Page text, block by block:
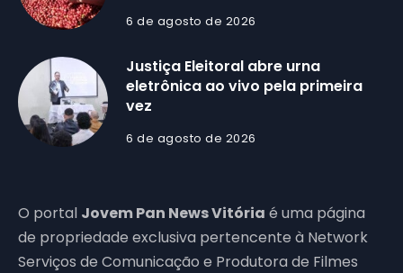
6 de agosto de 2026
Justiça Eleitoral abre urna
eletrônica ao vivo pela primeira
vez
6 de agosto de 2026
O portal Jovem Pan News Vitória é uma página
de propriedade exclusiva pertencente à Network
Serviços de Comunicação e Produtora de Filmes